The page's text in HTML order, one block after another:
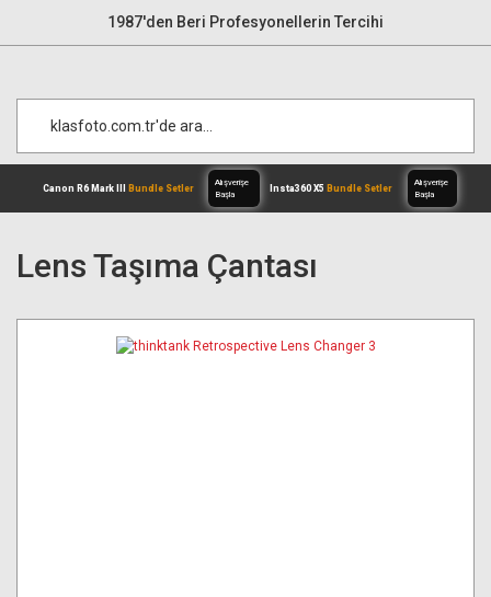
1987'den Beri Profesyonellerin Tercihi
Başla
Lens Taşıma Çantası